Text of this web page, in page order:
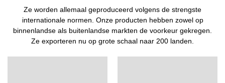
Ze worden allemaal geproduceerd volgens de strengste
internationale normen. Onze producten hebben zowel op
binnenlandse als buitenlandse markten de voorkeur gekregen.
Ze exporteren nu op grote schaal naar 200 landen.